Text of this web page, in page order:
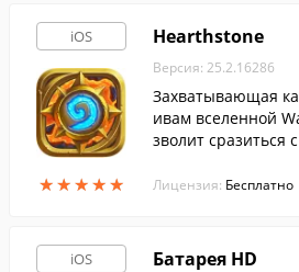
iOS
★★★★★
★★★★★
Hearthstone
Версия: 25.2.16286
Захватывающая
ивам вселенной
зволит сразиться
Лицензия: Бесплатно
iOS Батарея HD